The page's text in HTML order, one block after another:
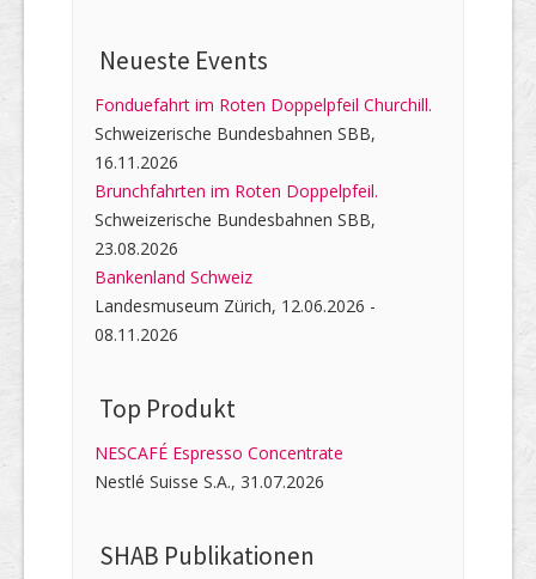
Neueste Events
Fonduefahrt im Roten Doppelpfeil Churchill.
Schweizerische Bundesbahnen SBB,
16.11.2026
Brunchfahrten im Roten Doppelpfeil.
Schweizerische Bundesbahnen SBB,
23.08.2026
Bankenland Schweiz
Landesmuseum Zürich, 12.06.2026 -
08.11.2026
Top Produkt
NESCAFÉ Espresso Concentrate
Nestlé Suisse S.A., 31.07.2026
SHAB Publi­kati­onen